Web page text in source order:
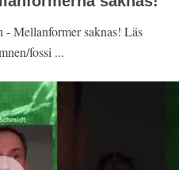
- Mellanformer saknas! Läs
fossi ...